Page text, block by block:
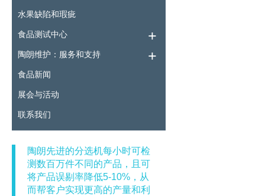
水果缺陷和瑕疵
食品测试中心
陶朗维护：服务和支持
食品新闻
展会与活动
联系我们
陶朗先进的分选机每小时可检
测数百万件不同的产品，且可
将产品误剔率降低5-10%，从
而帮客户实现更高的产量和利